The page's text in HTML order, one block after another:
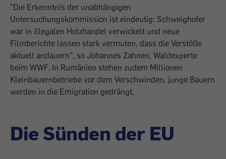
"Die Erkenntnis der unabhängigen
Untersuchungskommission ist eindeutig: Schweighofer
war in illegalen Holzhandel verwickelt und neue
Filmberichte lassen stark vermuten, dass die Verstöße
aktuell andauern", so Johannes Zahnen, Wald­experte
beim WWF. In Rumänien stehen zudem Millionen
Kleinbauernbetriebe vor dem Verschwinden, junge Bauern
werden in die Emigration gedrängt.
Die Sünden der EU